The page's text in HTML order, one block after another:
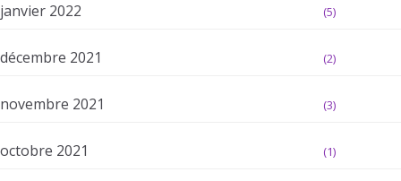
janvier 2022 (5)
décembre 2021 (2)
novembre 2021 (3)
octobre 2021 (1)